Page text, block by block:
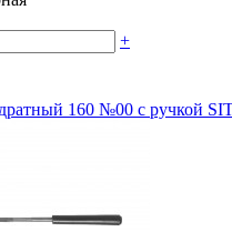
+
160 №00 с ручкой